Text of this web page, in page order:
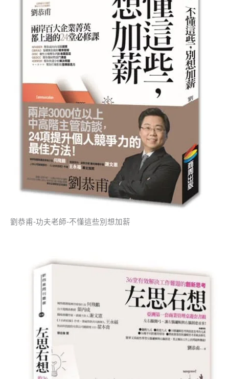
劉恭甫-功夫老師-不懂這些別想加薪